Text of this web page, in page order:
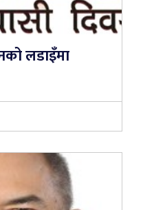
लडाइँमा